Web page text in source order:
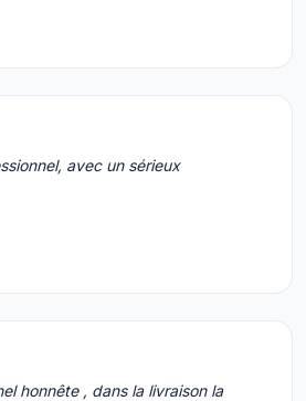
avec un sérieux
honnête , dans la livraison la